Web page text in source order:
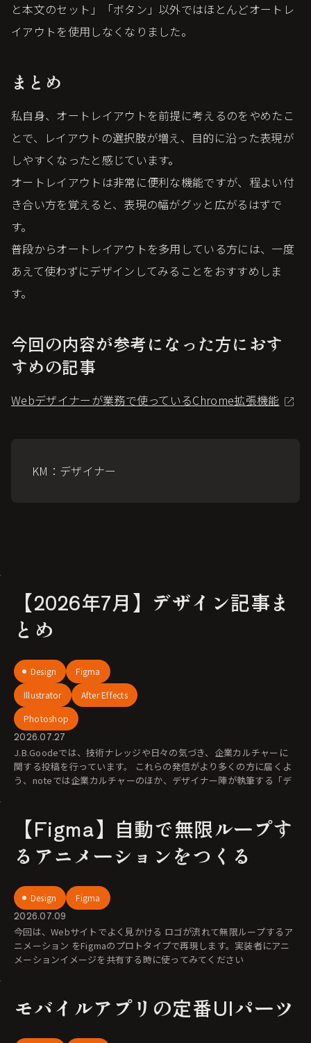
と本文のセット」「ボタン」以外ではほとんどオートレ
イアウトを使用しなくなりました。
まとめ
私自身、オートレイアウトを前提に考えるのをやめたこ
とで、レイアウトの選択肢が増え、目的に沿った表現が
しやすくなったと感じています。
オートレイアウトは非常に便利な機能ですが、程よい付
き合い方を覚えると、表現の幅がグッと広がるはずで
す。
普段からオートレイアウトを多用している方には、一度
あえて使わずにデザインしてみることをおすすめしま
す。
今回の内容が参考になった方におす
すめの記事
Webデザイナーが業務で使っているChrome拡張機能
KM：デザイナー
【2026年7月】デザイン記事ま
とめ
Design
Figma
Illustrator
After Effects
Photoshop
2026.07.27
J.B.Goodeでは、技術ナレッジや日々の気づき、企業カルチャーに
関する投稿を行っています。 これらの発信がより多くの方に届くよ
う、noteでは企業カルチャーのほか、デザイナー陣が執筆する「デ
【Figma】自動で無限ループす
るアニメーションをつくる
Design Figma
2026.07.09
今回は、Webサイトでよく見かける ロゴが流れて無限ループするア
ニメーション をFigmaのプロトタイプで再現します。実装者にアニ
メーションイメージを共有する時に使ってみてください
モバイルアプリの定番UIパーツ